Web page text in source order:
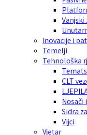
Vanjski
Inovacije i
Temelji
Tehnološka
CLT
Nosači
Sidra
Vijci
Vjetar